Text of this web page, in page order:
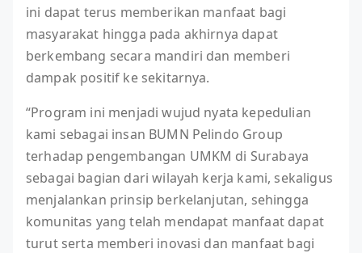
ini dapat terus memberikan manfaat bagi
masyarakat hingga pada akhirnya dapat
berkembang secara mandiri dan memberi
dampak positif ke sekitarnya.
“Program ini menjadi wujud nyata kepedulian
kami sebagai insan BUMN Pelindo Group
terhadap pengembangan UMKM di Surabaya
sebagai bagian dari wilayah kerja kami, sekaligus
menjalankan prinsip berkelanjutan, sehingga
komunitas yang telah mendapat manfaat dapat
turut serta memberi inovasi dan manfaat bagi